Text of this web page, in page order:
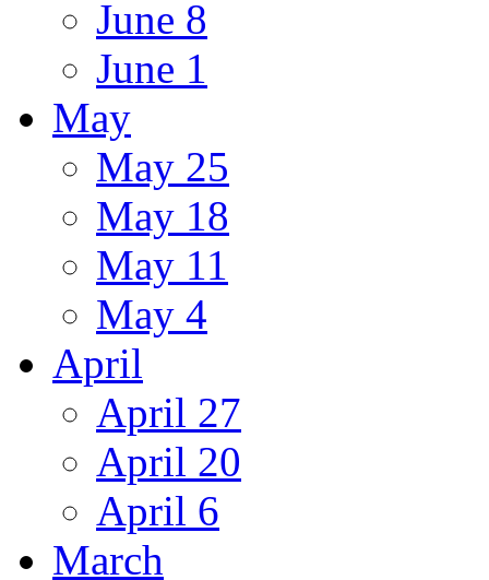
June 8
June 1
May
May 25
May 18
May 11
May 4
April
April 27
April 20
April 6
March